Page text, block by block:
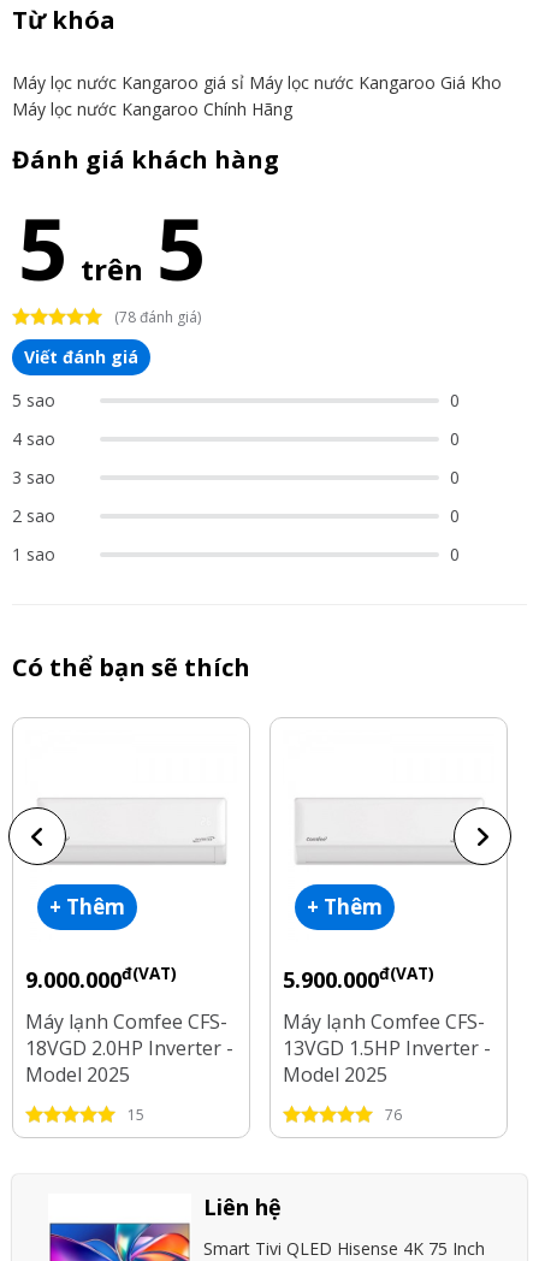
Từ khóa
Máy lọc nước Kangaroo giá sỉ Máy lọc nước Kangaroo Giá Kho
Máy lọc nước Kangaroo Chính Hãng
Đánh giá khách hàng
5 trên 5
(78 đánh giá)
Viết đánh giá
5 sao
0
4 sao
0
3 sao
0
2 sao
0
1 sao
0
Có thể bạn sẽ thích
+ Thêm
9.000.000đ(VAT)
Máy lạnh Comfee CFS-
18VGD 2.0HP Inverter -
Model 2025
15
+ Thêm
5.900.000đ(VAT)
Máy lạnh Comfee CFS-
13VGD 1.5HP Inverter -
Model 2025
76
Liên hệ
Smart Tivi QLED Hisense 4K 75 Inch